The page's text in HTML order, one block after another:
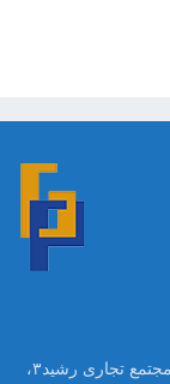
تهران ،خیابان امام خمینی،روبروی بیمارستان سینا،مجتمع تجاری رشید۳،